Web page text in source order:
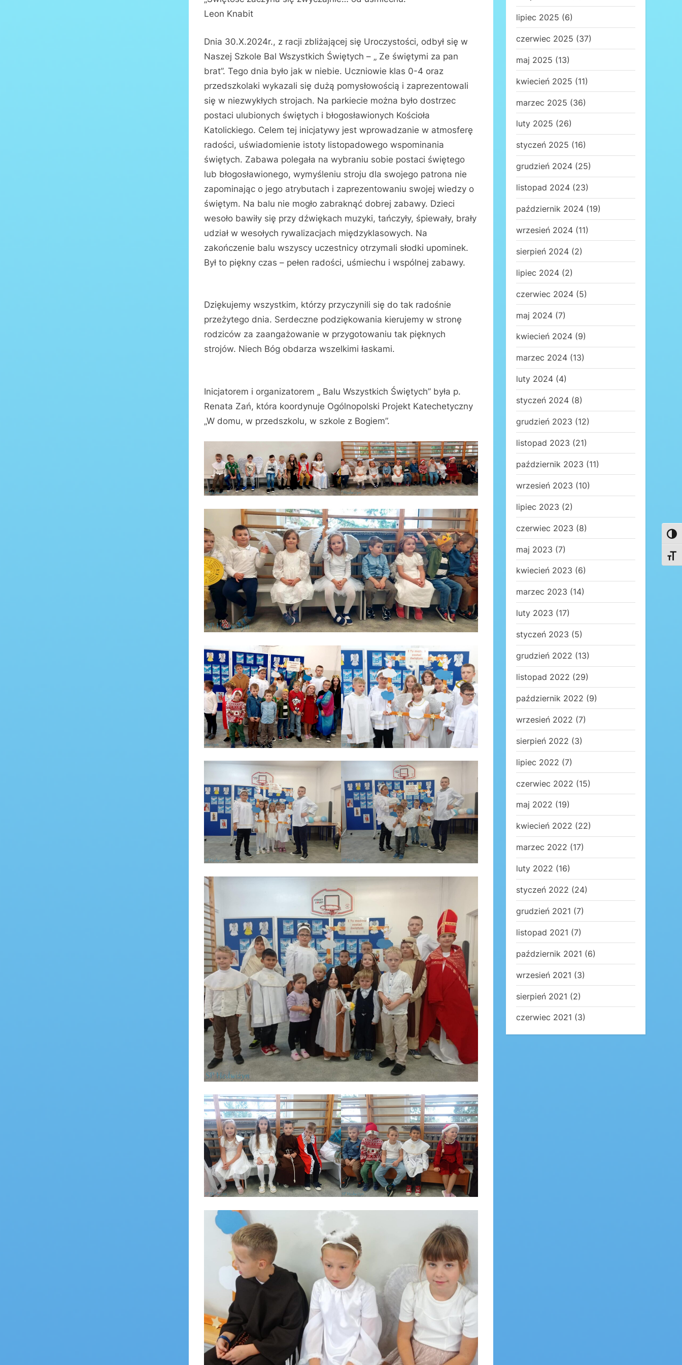
Leon Knabit
Dnia 30.X.2024r., z racji zbliżającej się Uroczystości, odbył się w
Naszej Szkole Bal Wszystkich Świętych – „ Ze świętymi za pan
brat”. Tego dnia było jak w niebie. Uczniowie klas 0-4 oraz
przedszkolaki wykazali się dużą pomysłowością i zaprezentowali
się w niezwykłych strojach. Na parkiecie można było dostrzec
postaci ulubionych świętych i błogosławionych Kościoła
Katolickiego. Celem tej inicjatywy jest wprowadzanie w atmosferę
radości, uświadomienie istoty listopadowego wspominania
świętych. Zabawa polegała na wybraniu sobie postaci świętego
lub błogosławionego, wymyśleniu stroju dla swojego patrona nie
zapominając o jego atrybutach i zaprezentowaniu swojej wiedzy o
świętym. Na balu nie mogło zabraknąć dobrej zabawy. Dzieci
wesoło bawiły się przy dźwiękach muzyki, tańczyły, śpiewały, brały
udział w wesołych rywalizacjach międzyklasowych. Na
zakończenie balu wszyscy uczestnicy otrzymali słodki upominek.
Był to piękny czas – pełen radości, uśmiechu i wspólnej zabawy.
Dziękujemy wszystkim, którzy przyczynili się do tak radośnie
przeżytego dnia. Serdeczne podziękowania kierujemy w stronę
rodziców za zaangażowanie w przygotowaniu tak pięknych
strojów. Niech Bóg obdarza wszelkimi łaskami.
Inicjatorem i organizatorem „ Balu Wszystkich Świętych” była p.
Renata Zań, która koordynuje Ogólnopolski Projekt Katechetyczny
„W domu, w przedszkolu, w szkole z Bogiem”.
lipiec 2025 (6)
czerwiec 2025 (37)
maj 2025 (13)
kwiecień 2025 (11)
marzec 2025 (36)
luty 2025 (26)
styczeń 2025 (16)
grudzień 2024 (25)
listopad 2024 (23)
październik 2024 (19)
wrzesień 2024 (11)
sierpień 2024 (2)
lipiec 2024 (2)
czerwiec 2024 (5)
maj 2024 (7)
kwiecień 2024 (9)
marzec 2024 (13)
luty 2024 (4)
styczeń 2024 (8)
grudzień 2023 (12)
listopad 2023 (21)
październik 2023 (11)
wrzesień 2023 (10)
lipiec 2023 (2)
czerwiec 2023 (8)
maj 2023 (7)
kwiecień 2023 (6)
marzec 2023 (14)
luty 2023 (17)
styczeń 2023 (5)
grudzień 2022 (13)
listopad 2022 (29)
październik 2022 (9)
wrzesień 2022 (7)
sierpień 2022 (3)
lipiec 2022 (7)
czerwiec 2022 (15)
maj 2022 (19)
kwiecień 2022 (22)
marzec 2022 (17)
luty 2022 (16)
styczeń 2022 (24)
grudzień 2021 (7)
listopad 2021 (7)
październik 2021 (6)
wrzesień 2021 (3)
sierpień 2021 (2)
czerwiec 2021 (3)